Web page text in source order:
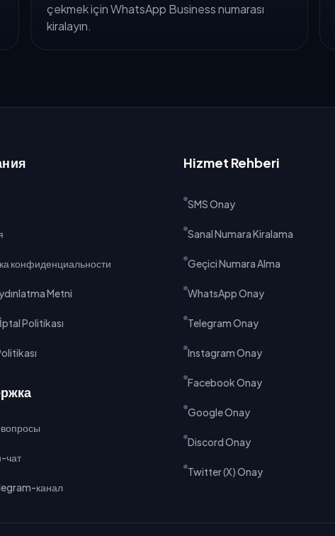
çekmek için WhatsApp Business numarası
kiralayın.
конфиденциальности
Metni
Politikası
чат
канал
Hizmet Rehberi
SMS Onay
Sanal Numara Kiralama
Geçici Numara Alma
WhatsApp Onay
Telegram Onay
Instagram Onay
Facebook Onay
Google Onay
Discord Onay
Twitter (X) Onay